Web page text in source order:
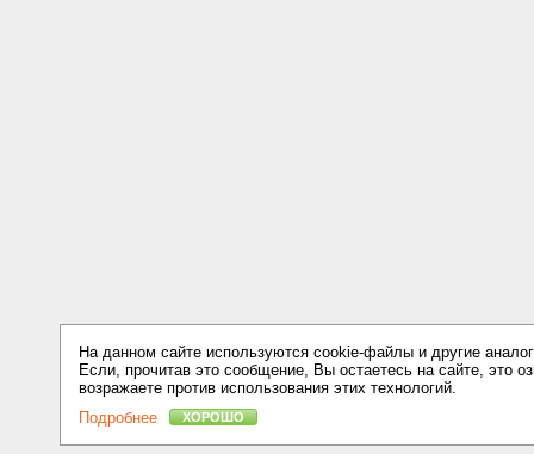
На данном сайте используются cookie-файлы и другие
Если, прочитав это сообщение, Вы остаетесь на сайте, это
возражаете против использования этих технологий.
Подробнее
ХОРОШО